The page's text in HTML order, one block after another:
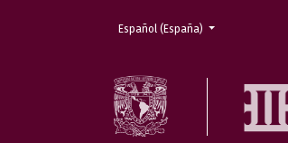
Cambiar el idioma. El actual es:
Español (España)